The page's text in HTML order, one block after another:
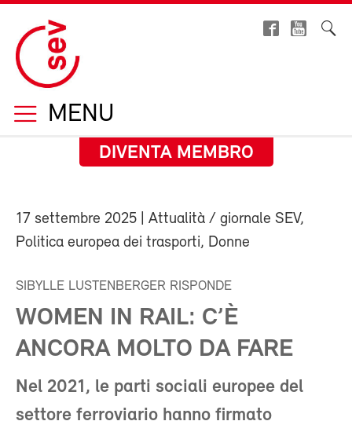
MENU
DIVENTA MEMBRO
17 settembre 2025 | Attualità / giornale SEV,
Politica europea dei trasporti, Donne
SIBYLLE LUSTENBERGER RISPONDE
WOMEN IN RAIL: C’È
ANCORA MOLTO DA FARE
Nel 2021, le parti sociali europee del
settore ferroviario hanno firmato